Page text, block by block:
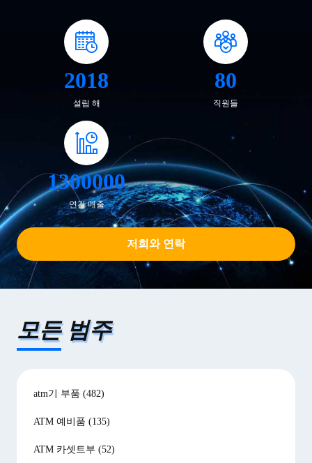
있도록 도와 줍니다 항상 찔립니다. 우리는 완전히 격심한 경쟁에
서 제품 품질의 중요성을 이해합니다. 수년에 걸쳐, 고객들을 상
대할 때 우리는 제품 품질과 회사 평판을 핵심 요소 간주합니다.
답례로, 우리는 공급자들과 고객들로부터 엄청난 신뢰, 지원과 평
판을 이끌었습니다. 우리는 원리를 유지하고 오기 위해 1년 동안
고객들에게 더 많은 제품과 더 좋은 서비스를 제공할 것입니다...
2018
설립 해
80
직원들
1300000
연간 매출
저희와 연락
모든 범주
atm기 부품 (482)
ATM 예비품 (135)
ATM 카셋트부 (52)